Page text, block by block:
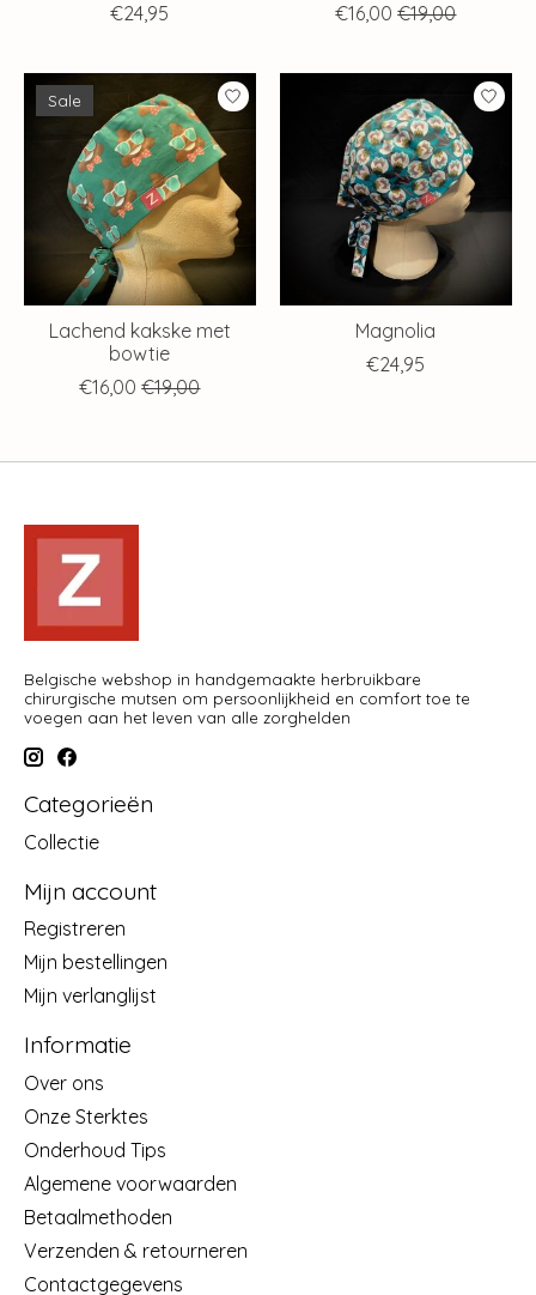
€24,95
€16,00 €19,00
Sale
Lachend kakske met
bowtie
€16,00 €19,00
Magnolia
€24,95
Belgische webshop in handgemaakte herbruikbare
chirurgische mutsen om persoonlijkheid en comfort toe te
voegen aan het leven van alle zorghelden
Categorieën
Collectie
Mijn account
Registreren
Mijn bestellingen
Mijn verlanglijst
Informatie
Over ons
Onze Sterktes
Onderhoud Tips
Algemene voorwaarden
Betaalmethoden
Verzenden & retourneren
Contactgegevens